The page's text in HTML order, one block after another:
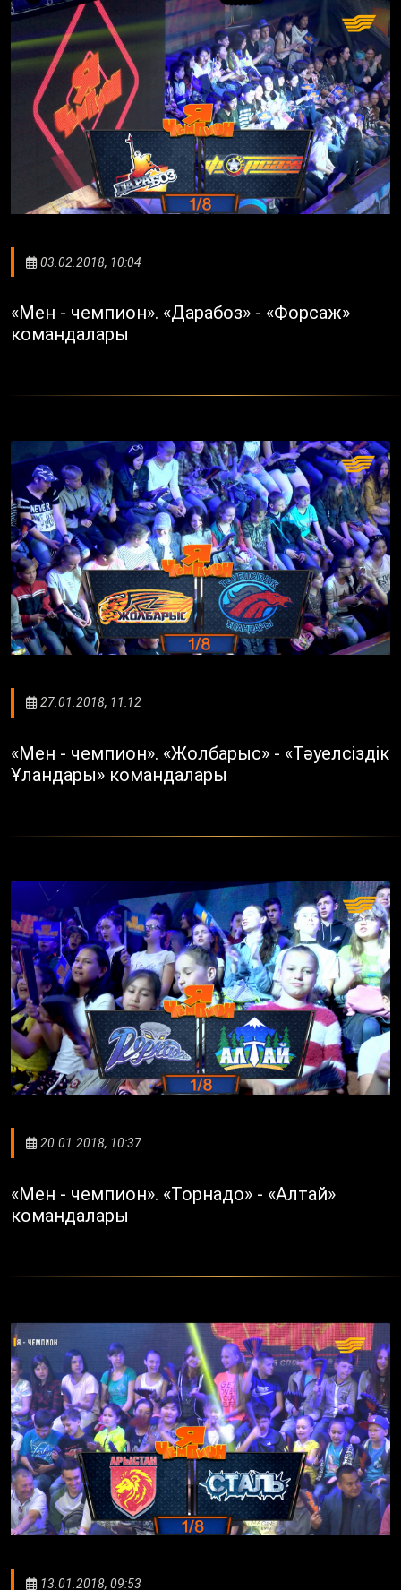
03.02.2018, 10:04
«Мен - чемпион». «Дарабоз» - «Форсаж»
командалары
27.01.2018, 11:12
«Мен - чемпион». «Жолбарыс» - «Тәуелсіздік
Ұландары» командалары
20.01.2018, 10:37
«Мен - чемпион». «Торнадо» - «Алтай»
командалары
13.01.2018, 09:53